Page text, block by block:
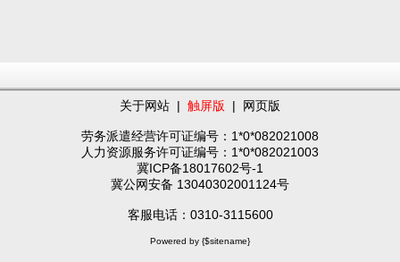
关于网站 | 触屏版 | 网页版
劳务派遣经营许可证编号：1*0*082021008
人力资源服务许可证编号：1*0*082021003
冀ICP备18017602号-1
冀公网安备 13040302001124号
客服电话：0310-3115600
Powered by {$sitename}